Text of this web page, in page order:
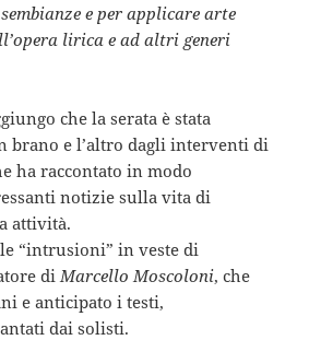
e per applicare arte
lirica e ad altri generi
che la serata è stata
brano e l’altro dagli interventi di
ha raccontato in modo
notizie sulla vita di
attività.
“intrusioni” in veste di
di Marcello Moscoloni, che
e anticipato i testi,
dai solisti.